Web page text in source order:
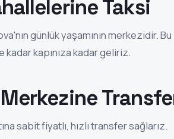
Taksi
günlük yaşamının merkezidir. Bu
kapınıza kadar geliriz.
sabit fiyatlı, hızlı transfer sağlarız.